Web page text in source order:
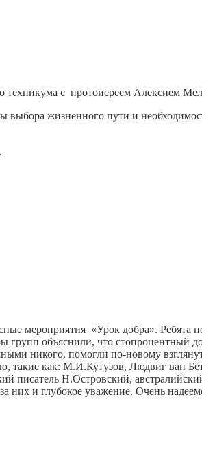
техникума с протоиереем Алексием
жизненного пути и
мероприятия «Урок добра». Ребята
объяснили, что стопроцентный
никого, помогли по-новому
такие как: М.И.Кутузов, Людвиг ван
писатель Н.Островский,
и глубокое уважение. Очень